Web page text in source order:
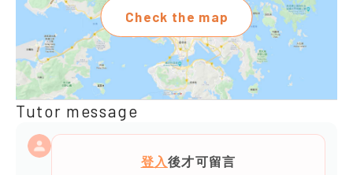
Check the map
Tutor message
登入後才可留言